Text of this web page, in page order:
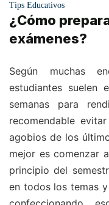
Tips Educativos
¿Cómo
exámenes?
Según muchas
estudiantes suelen
semanas para
recomendable
agobios de los
mejor es comenzar
principio del
en todos los temas